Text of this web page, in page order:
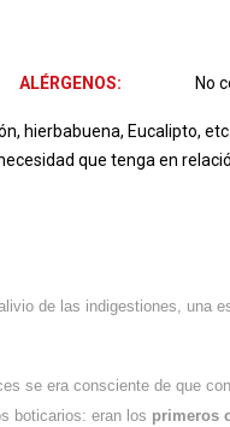
ALÉRGENOS: No
hierbabuena, Eucalipto,
que tenga en
de las indigestiones, una
se era consciente de que
boticarios: eran los primeros